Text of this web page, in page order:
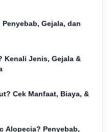
Gejala, dan
Kenali Jenis, Gejala &
Cek Manfaat, Biaya, &
Alopecia? Penyebab,